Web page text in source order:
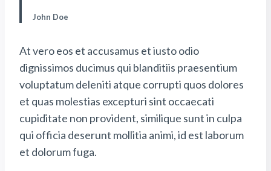
John Doe
At vero eos et accusamus et iusto odio
dignissimos ducimus qui blanditiis praesentium
voluptatum deleniti atque corrupti quos dolores
et quas molestias excepturi sint occaecati
cupiditate non provident, similique sunt in culpa
qui officia deserunt mollitia animi, id est laborum
et dolorum fuga.